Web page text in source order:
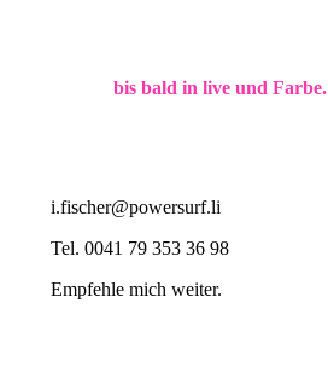
bis bald in live und Farbe.
i.fischer@powersurf.li
Tel. 0041 79 353 36 98
Empfehle mich weiter.